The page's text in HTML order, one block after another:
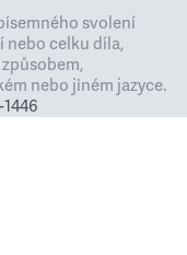
svolení
nebo celku díla,
nebo jiném jazyce.